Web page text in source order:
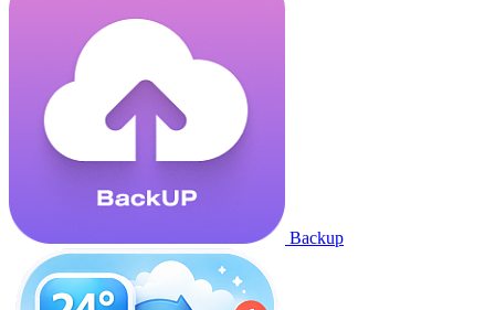
Backup